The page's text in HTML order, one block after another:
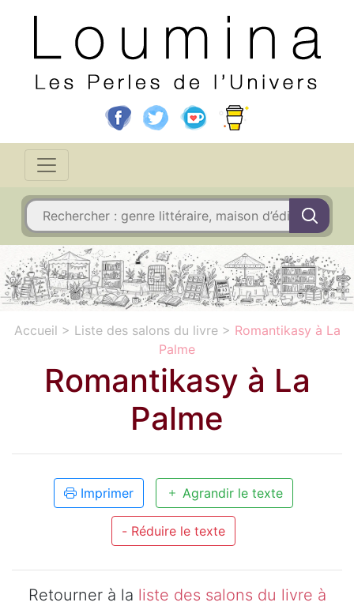
Accueil > Liste des salons du livre> Romantikasy à La
Palme
Romantikasy à La
Palme
Imprimer Agrandir le texte
- Réduire le texte
Retourner à la liste des salons du livre à